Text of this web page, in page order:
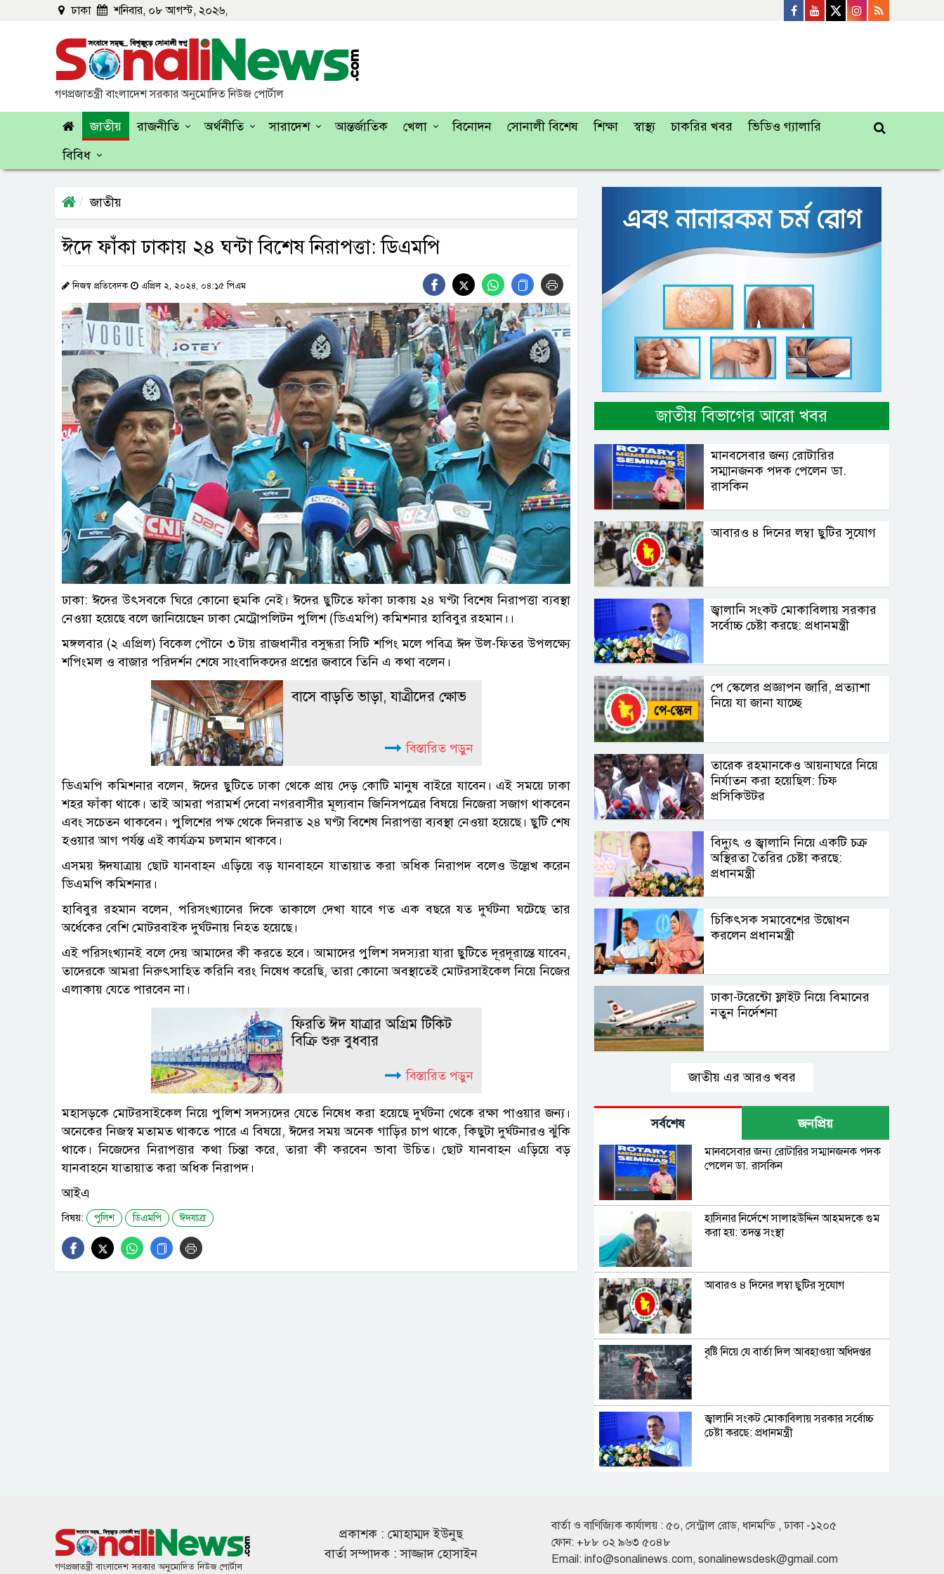
ঢাকা শনিবার, ০৮ আগস্ট, ২০২৬,
গণপ্রজাতন্ত্রী বাংলাদেশ সরকার অনুমোদিত নিউজ পোর্টাল
জাতীয় রাজনীতি অর্থনীতি সারাদেশ আন্তর্জাতিক খেলা বিনোদন সোনালী বিশেষ শিক্ষা স্বাস্থ্য চাকরির খবর
ভিডিও গ্যালারি
বিবিধ
জাতীয়
ঈদে ফাঁকা ঢাকায় ২৪ ঘন্টা বিশেষ নিরাপত্তা: ডিএমপি
নিজস্ব প্রতিবেদক এপ্রিল ২, ২০২৪, ০৪:১৫ পিএম
ঢাকা: ঈদের উৎসবকে ঘিরে কোনো হুমকি নেই। ঈদের ছুটিতে ফাঁকা ঢাকায় ২৪ ঘণ্টা বিশেষ নিরাপত্তা ব্যবস্থা
নেওয়া হয়েছে বলে জানিয়েছেন ঢাকা মেট্রোপলিটন পুলিশ (ডিএমপি) কমিশনার হাবিবুর রহমান।।
মঙ্গলবার (২ এপ্রিল) বিকেল পৌনে ৩ টায় রাজধানীর বসুন্ধরা সিটি শপিং মলে পবিত্র ঈদ উল-ফিতর উপলক্ষ্যে
শপিংমল ও বাজার পরিদর্শন শেষে সাংবাদিকদের প্রশ্নের জবাবে তিনি এ কথা বলেন।
বাসে বাড়তি ভাড়া, যাত্রীদের ক্ষোভ
বিস্তারিত পড়ুন
ডিএমপি কমিশনার বলেন, ঈদের ছুটিতে ঢাকা থেকে প্রায় দেড় কোটি মানুষ বাইরে যাবেন। এই সময়ে ঢাকা
শহর ফাঁকা থাকে। তাই আমরা পরামর্শ দেবো নগরবাসীর মূল্যবান জিনিসপত্রের বিষয়ে নিজেরা সজাগ থাকবেন
এবং সচেতন থাকবেন। পুলিশের পক্ষ থেকে দিনরাত ২৪ ঘণ্টা বিশেষ নিরাপত্তা ব্যবস্থা নেওয়া হয়েছে। ছুটি শেষ
হওয়ার আগ পর্যন্ত এই কার্যক্রম চলমান থাকবে।
এসময় ঈদযাত্রায় ছোট যানবাহন এড়িয়ে বড় যানবাহনে যাতায়াত করা অধিক নিরাপদ বলেও উল্লেখ করেন
ডিএমপি কমিশনার।
হাবিবুর রহমান বলেন, পরিসংখ্যানের দিকে তাকালে দেখা যাবে গত এক বছরে যত দুর্ঘটনা ঘটেছে তার
অর্ধেকের বেশি মোটরবাইক দুর্ঘটনায় নিহত হয়েছে।
এই পরিসংখ্যানই বলে দেয় আমাদের কী করতে হবে। আমাদের পুলিশ সদস্যরা যারা ছুটিতে দূরদূরান্তে যাবেন,
তাদেরকে আমরা নিরুৎসাহিত করিনি বরং নিষেধ করেছি, তারা কোনো অবস্থাতেই মোটরসাইকেল নিয়ে নিজের
এলাকায় যেতে পারবেন না।
ফিরতি ঈদ যাত্রার অগ্রিম টিকিট
বিক্রি শুরু বুধবার
বিস্তারিত পড়ুন
মহাসড়কে মোটরসাইকেল নিয়ে পুলিশ সদস্যদের যেতে নিষেধ করা হয়েছে দুর্ঘটনা থেকে রক্ষা পাওয়ার জন্য।
অনেকের নিজস্ব মতামত থাকতে পারে এ বিষয়ে, ঈদের সময় অনেক গাড়ির চাপ থাকে, কিছুটা দুর্ঘটনারও ঝুঁকি
থাকে। নিজেদের নিরাপত্তার কথা চিন্তা করে, তারা কী করবেন ভাবা উচিত। ছোট যানবাহন এড়িয়ে বড়
যানবাহনে যাতায়াত করা অধিক নিরাপদ।
আইএ
বিষয়: পুলিশ ডিএমপি ঈদযাত্রা
জাতীয় বিভাগের আরো খবর
মানবসেবার জন্য রোটারির
সম্মানজনক পদক পেলেন ডা.
রাসকিন
আবারও ৪ দিনের লম্বা ছুটির সুযোগ
জ্বালানি সংকট মোকাবিলায় সরকার
সর্বোচ্চ চেষ্টা করছে: প্রধানমন্ত্রী
পে স্কেলের প্রজ্ঞাপন জারি, প্রত্যাশা
নিয়ে যা জানা যাচ্ছে
তারেক রহমানকেও আয়নাঘরে নিয়ে
নির্যাতন করা হয়েছিল: চিফ
প্রসিকিউটর
বিদ্যুৎ ও জ্বালানি নিয়ে একটি চক্র
অস্থিরতা তৈরির চেষ্টা করছে:
প্রধানমন্ত্রী
চিকিৎসক সমাবেশের উদ্বোধন
করলেন প্রধানমন্ত্রী
ঢাকা-টরেন্টো ফ্লাইট নিয়ে বিমানের
নতুন নির্দেশনা
জাতীয় এর আরও খবর
সর্বশেষ জনপ্রিয়
মানবসেবার জন্য রোটারির সম্মানজনক পদক
পেলেন ডা. রাসকিন
হাসিনার নির্দেশে সালাহউদ্দিন আহমদকে গুম
করা হয়: তদন্ত সংস্থা
আবারও ৪ দিনের লম্বা ছুটির সুযোগ
বৃষ্টি নিয়ে যে বার্তা দিল আবহাওয়া অধিদপ্তর
জ্বালানি সংকট মোকাবিলায় সরকার সর্বোচ্চ
চেষ্টা করছে: প্রধানমন্ত্রী
হরমুজ প্রণালি খুলে দেওয়ার সুনির্দিষ্ট প্রক্রিয়া
ও শর্ত দিলো ইরান
গণপ্রজাতন্ত্রী বাংলাদেশ সরকার অনুমোদিত নিউজ পোর্টাল
প্রকাশক : মোহাম্মদ ইউনুছ
বার্তা সম্পাদক : সাজ্জাদ হোসাইন
বার্তা ও বাণিজ্যিক কার্যালয় : ৫০, সেন্ট্রাল রোড, ধানমন্ডি , ঢাকা -১২০৫
ফোন: +৮৮ ০২ ৯৬৩ ৫০৪৮
Email: info@sonalinews.com, sonalinewsdesk@gmail.com